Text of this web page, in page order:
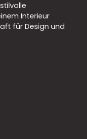
Interieur
für Design und